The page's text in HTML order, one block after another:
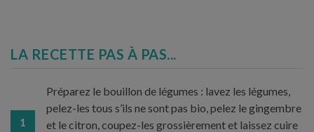
LA RECETTE PAS À PAS...
1
Préparez le bouillon de légumes : lavez les légumes,
pelez-les tous s’ils ne sont pas bio, pelez le gingembre
et le citron, coupez-les grossièrement et laissez cuire